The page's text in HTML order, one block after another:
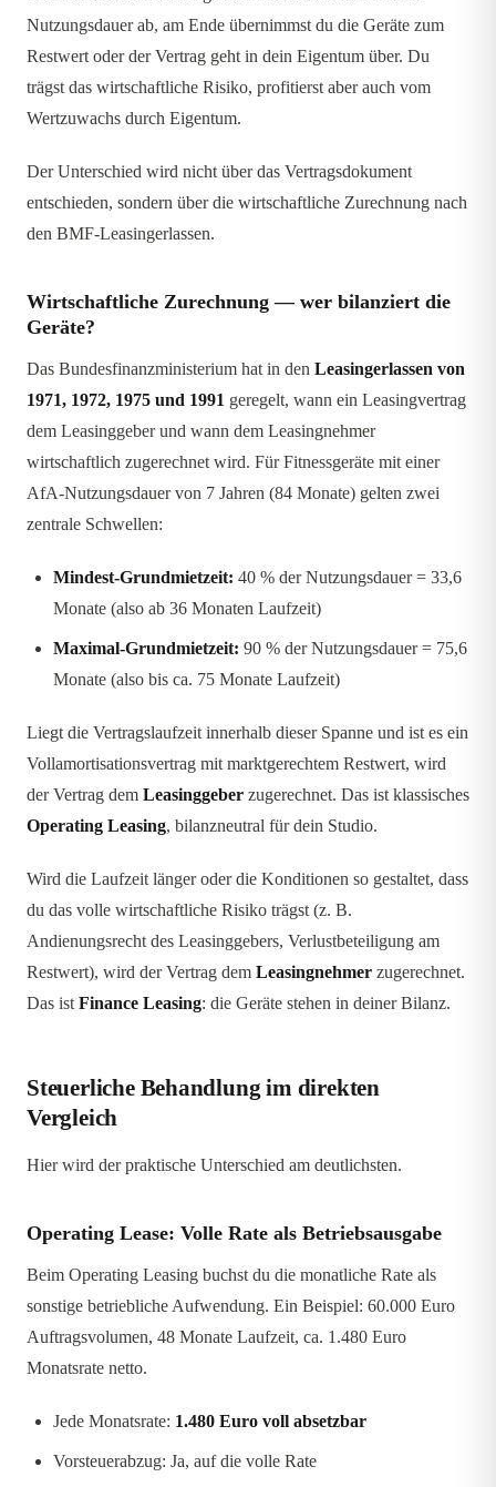
Nutzungsdauer ab, am Ende übernimmst du die Geräte zum
Restwert oder der Vertrag geht in dein Eigentum über. Du
trägst das wirtschaftliche Risiko, profitierst aber auch vom
Wertzuwachs durch Eigentum.
Der Unterschied wird nicht über das Vertragsdokument
entschieden, sondern über die wirtschaftliche Zurechnung nach
den BMF-Leasingerlassen.
Wirtschaftliche Zurechnung — wer bilanziert die
Geräte?
Das Bundesfinanzministerium hat in den Leasingerlassen von
1971, 1972, 1975 und 1991 geregelt, wann ein Leasingvertrag
dem Leasinggeber und wann dem Leasingnehmer
wirtschaftlich zugerechnet wird. Für Fitnessgeräte mit einer
AfA-Nutzungsdauer von 7 Jahren (84 Monate) gelten zwei
zentrale Schwellen:
Mindest-Grundmietzeit: 40 % der Nutzungsdauer = 33,6
Monate (also ab 36 Monaten Laufzeit)
Maximal-Grundmietzeit: 90 % der Nutzungsdauer = 75,6
Monate (also bis ca. 75 Monate Laufzeit)
Liegt die Vertragslaufzeit innerhalb dieser Spanne und ist es ein
Vollamortisationsvertrag mit marktgerechtem Restwert, wird
der Vertrag dem Leasinggeber zugerechnet. Das ist klassisches
Operating Leasing, bilanzneutral für dein Studio.
Wird die Laufzeit länger oder die Konditionen so gestaltet, dass
du das volle wirtschaftliche Risiko trägst (z. B.
Andienungsrecht des Leasinggebers, Verlustbeteiligung am
Restwert), wird der Vertrag dem Leasingnehmer zugerechnet.
Das ist Finance Leasing: die Geräte stehen in deiner Bilanz.
Steuerliche Behandlung im direkten
Vergleich
Hier wird der praktische Unterschied am deutlichsten.
Operating Lease: Volle Rate als Betriebsausgabe
Beim Operating Leasing buchst du die monatliche Rate als
sonstige betriebliche Aufwendung. Ein Beispiel: 60.000 Euro
Auftragsvolumen, 48 Monate Laufzeit, ca. 1.480 Euro
Monatsrate netto.
Jede Monatsrate: 1.480 Euro voll absetzbar
Vorsteuerabzug: Ja, auf die volle Rate